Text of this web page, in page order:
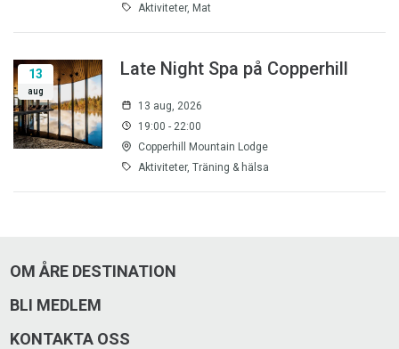
Aktiviteter, Mat
13
aug
Late Night Spa på Copperhill
13 aug, 2026
19:00 - 22:00
Copperhill Mountain Lodge
Aktiviteter, Träning & hälsa
OM ÅRE DESTINATION
BLI MEDLEM
KONTAKTA OSS